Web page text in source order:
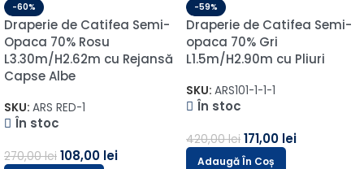
-60%
Draperie de Catifea Semi-
Opaca 70% Rosu
L3.30m/H2.62m cu Rejansă
Capse Albe
SKU: ARS RED-1
În stoc
270,00lei 108,00 lei
-59%
Draperie de Catifea Semi-
opaca 70% Gri
L1.5m/H2.90m cu Pliuri
SKU: ARS101-1-1-1
În stoc
420,00lei 171,00 lei
Adaugă În Coș